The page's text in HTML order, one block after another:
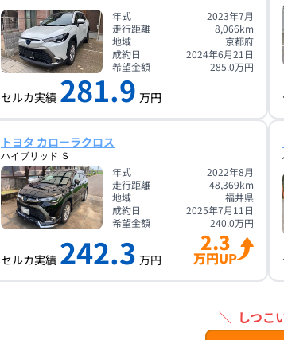
年式
2023年7月
走行距離
8,066km
地域
京都府
成約日
2024年6月21日
希望金額
285.0万円
セルカ実績 281.9 万円
トヨタ カローラクロス
ハイブリッド Ｓ
年式
2022年8月
走行距離
48,369km
地域
福井県
成約日
2025年7月11日
希望金額
240.0万円
セルカ実績 242.3 万円
2.3
万円UP
＼ しつこ